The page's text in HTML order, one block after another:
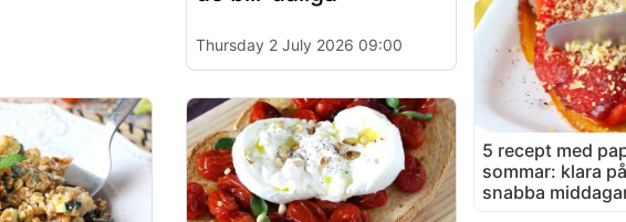
Thursday 2 July 2026 09:00
5 recept med
sommar: klara
snabba